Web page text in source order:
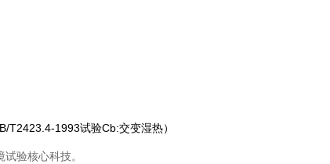
T2423.4-1993试验Cb:交变湿热）
验核心科技。